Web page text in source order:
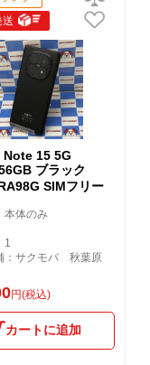
送
Note 15 5G
ブラック
SIMフリー
本体のみ
1
：サクモバ 秋葉原
円(税込)
カートに追加